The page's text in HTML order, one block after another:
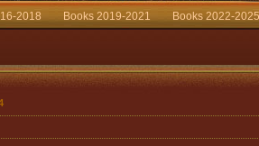
2018 Books 2019-2021 Books 2022-2025